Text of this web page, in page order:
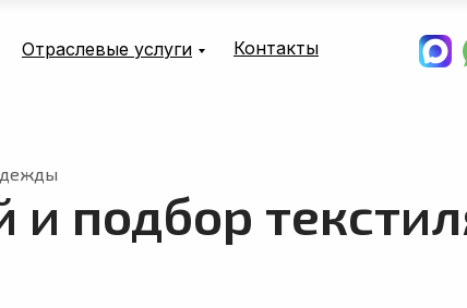
Отраслевые услуги Контакты
и подбор